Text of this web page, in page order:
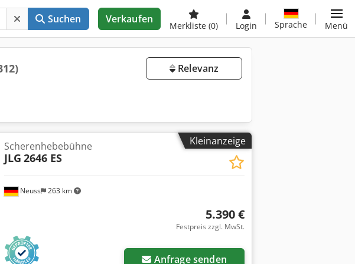
Suchen Verkaufen
Merkliste (0) Login Sprache Menü
Relevanz
Kleinanzeige
Neuss 263 km
Scherenhebebühne
JLG 2646 ES
5.390 €
Festpreis zzgl. MwSt.
Anfrage senden